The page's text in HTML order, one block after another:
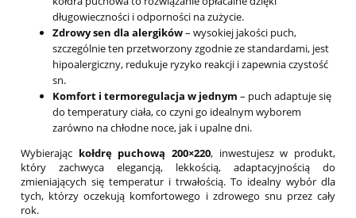
długowieczności i odporności na zużycie.
Zdrowy sen dla alergików– wysokiej jakości puch,
szczególnie ten przetworzony zgodnie ze standardami, jest
hipoalergiczny, redukuje ryzyko reakcji i zapewnia czystość
sn.
Komfort i termoregulacja w jednym – puch adaptuje się
do temperatury ciała, co czyni go idealnym wyborem
zarówno na chłodne noce, jak i upalne dni.
Wybierając kołdrę puchową 200×220, inwestujesz w produkt,
który zachwyca elegancją, lekkością, adaptacyjnością do
zmieniających się temperatur i trwałością. To idealny wybór dla
tych, którzy oczekują komfortowego i zdrowego snu przez cały
rok.